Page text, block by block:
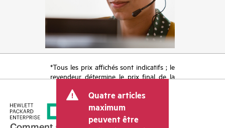
*Tous les prix affichés sont indicatifs ; le
revendeur détermine le prix final de la
tels que la TVA ou les taxes sur la vente
et les frais d’expédition. Le prix de la
transaction déterminé par le revendeur
peut varier par rapport à d’autres
Quatre articles
maximum
peuvent être